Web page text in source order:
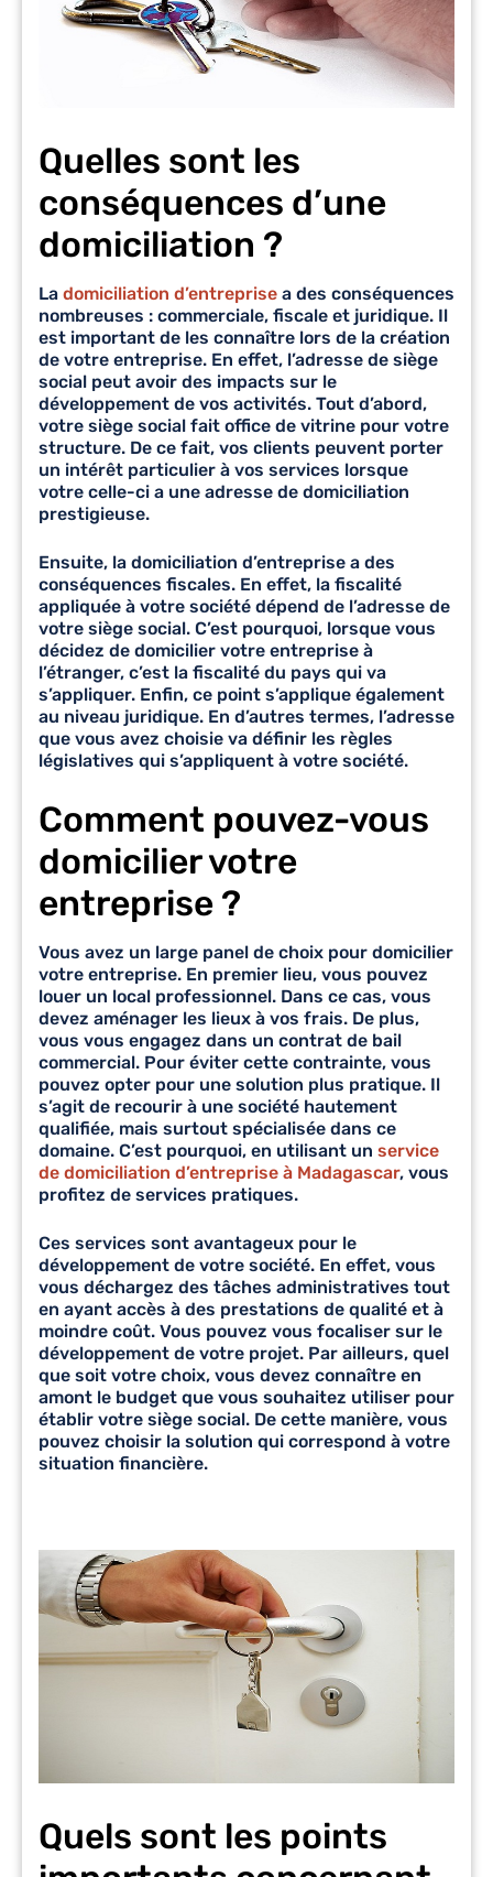
Quelles sont les
conséquences d’une
domiciliation ?
La domiciliation d’entreprise a des conséquences
nombreuses : commerciale, fiscale et juridique. Il
est important de les connaître lors de la création
de votre entreprise. En effet, l’adresse de siège
social peut avoir des impacts sur le
développement de vos activités. Tout d’abord,
votre siège social fait office de vitrine pour votre
structure. De ce fait, vos clients peuvent porter
un intérêt particulier à vos services lorsque
votre celle-ci a une adresse de domiciliation
prestigieuse.
Ensuite, la domiciliation d’entreprise a des
conséquences fiscales. En effet, la fiscalité
appliquée à votre société dépend de l’adresse de
votre siège social. C’est pourquoi, lorsque vous
décidez de domicilier votre entreprise à
l’étranger, c’est la fiscalité du pays qui va
s’appliquer. Enfin, ce point s’applique également
au niveau juridique. En d’autres termes, l’adresse
que vous avez choisie va définir les règles
législatives qui s’appliquent à votre société.
Comment pouvez-vous
domicilier votre
entreprise ?
Vous avez un large panel de choix pour domicilier
votre entreprise. En premier lieu, vous pouvez
louer un local professionnel. Dans ce cas, vous
devez aménager les lieux à vos frais. De plus,
vous vous engagez dans un contrat de bail
commercial. Pour éviter cette contrainte, vous
pouvez opter pour une solution plus pratique. Il
s’agit de recourir à une société hautement
qualifiée, mais surtout spécialisée dans ce
domaine. C’est pourquoi, en utilisant un service
de domiciliation d’entreprise à Madagascar, vous
profitez de services pratiques.
Ces services sont avantageux pour le
développement de votre société. En effet, vous
vous déchargez des tâches administratives tout
en ayant accès à des prestations de qualité et à
moindre coût. Vous pouvez vous focaliser sur le
développement de votre projet. Par ailleurs, quel
que soit votre choix, vous devez connaître en
amont le budget que vous souhaitez utiliser pour
établir votre siège social. De cette manière, vous
pouvez choisir la solution qui correspond à votre
situation financière.
Quels sont les points